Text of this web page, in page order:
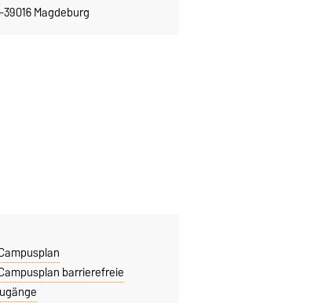
39016 Magdeburg
barrierefreie